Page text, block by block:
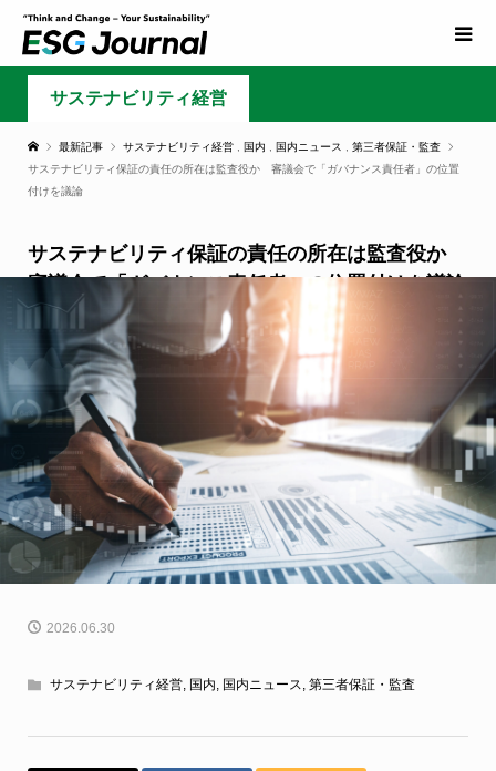
サステナビリティ経営
最新記事 サステナビリティ経営 国内 国内ニュース
第三者保証・監査
サステナビリティ保証の責任の所在は監査役か 審議会で「ガバナンス責任者」の位置
付けを議論
サステナビリティ保証の責任の所在は監査役か
審議会で「ガバナンス責任者」の位置付けを議論
2026.06.30
サステナビリティ経営, 国内, 国内ニュース, 第三者保証・監査